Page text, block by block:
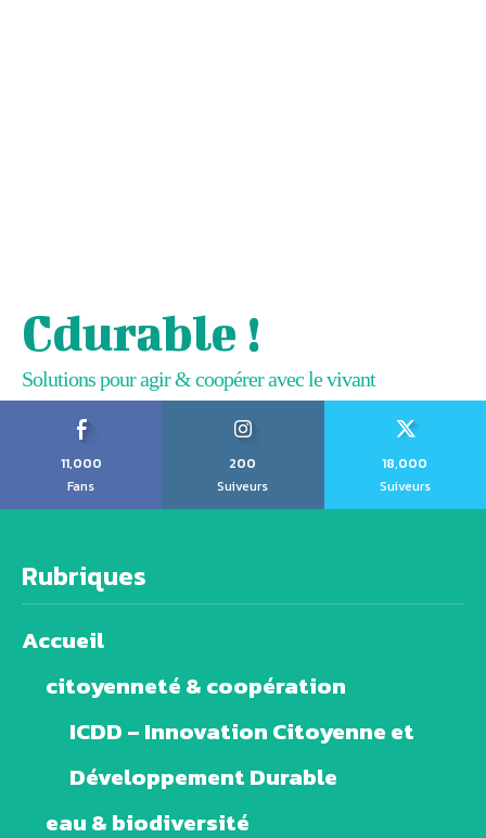
Cdurable !
Solutions pour agir & coopérer avec le vivant
11,000
Fans
200
Suiveurs
18,000
Suiveurs
Rubriques
Accueil
citoyenneté & coopération
ICDD – Innovation Citoyenne et
Développement Durable
eau & biodiversité